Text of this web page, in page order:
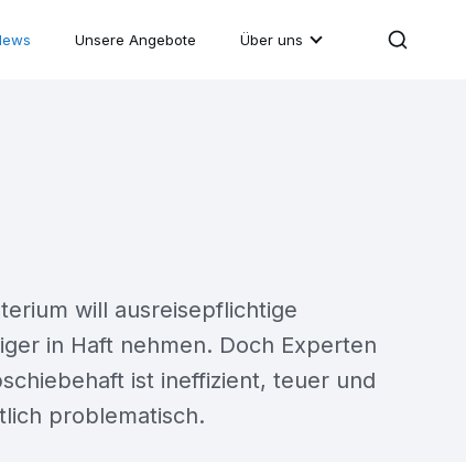
Unsere Angebote Über uns
will ausreisepflichtige
in Haft nehmen. Doch Experten
ist ineffizient, teuer und
problematisch.